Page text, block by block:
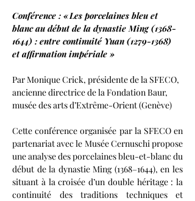
Conférence : « Les porcelaines bleu et
blanc au début de la dynastie Ming (1368-
1644) : entre continuité Yuan (1279-1368)
et affirmation impériale »
Par Monique Crick, présidente de la SFECO,
ancienne directrice de la Fondation Baur,
musée des arts d’Extrême-Orient (Genève)
Cette conférence organisée par la SFECO en
partenariat avec le Musée Cernuschi propose
une analyse des porcelaines bleu-et-blanc du
début de la dynastie Ming (1368–1644), en les
situant à la croisée d’un double héritage : la
continuité des traditions techniques et